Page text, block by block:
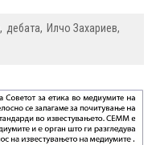
дебата
Илчо Захариев